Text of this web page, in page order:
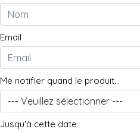
Email
Me notifier quand le produit...
Jusqu'à cette date